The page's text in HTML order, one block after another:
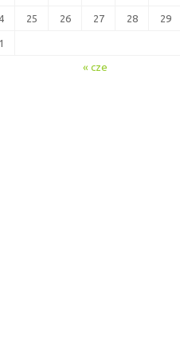
25 26 27 28 29
« cze